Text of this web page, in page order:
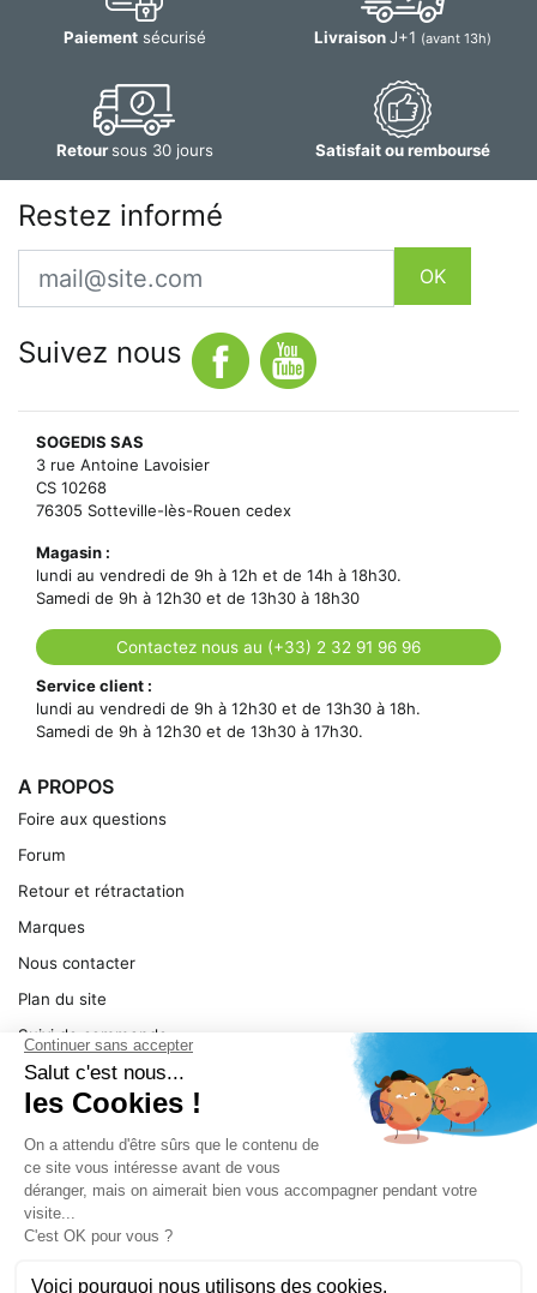
Paiementsécurisé LivraisonJ+1 (avant 13h)
Retoursous 30 jours Satisfait ou remboursé
Restez informé
Email
OK
Suivez nous
SOGEDIS SAS
3 rue Antoine Lavoisier
CS 10268
76305 Sotteville-lès-Rouen cedex
Magasin :
lundi au vendredi de 9h à 12h et de 14h à 18h30.
Samedi de 9h à 12h30 et de 13h30 à 18h30
Contactez nous au (+33) 2 32 91 96 96
Service client :
lundi au vendredi de 9h à 12h30 et de 13h30 à 18h.
Samedi de 9h à 12h30 et de 13h30 à 17h30.
A PROPOS
Foire aux questions
Forum
Retour et rétractation
Marques
Nous contacter
Plan du site
Suivi de commande
Ma facture
Mentions légales
Conditions générales
SERVICE
Pièces détachées